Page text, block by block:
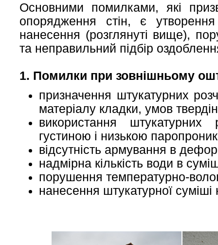
Основними помилками, які
опорядження стін, є
нанесення (розглянуті вище),
та неправильний підбір
1. Помилки при зовнішньому
призначення штукатурних
матеріалу кладки, умов
використання
густиною і низькою
відсутність армування в
надмірна кількість води в
порушення температурно-
нанесення штукатурної